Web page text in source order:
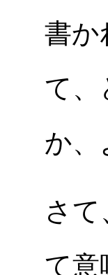
書か
て、
か、
さ
て意